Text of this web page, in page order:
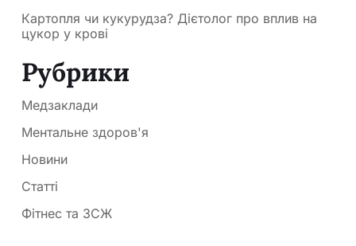
Картопля чи кукурудза? Дієтолог про вплив на
цукор у крові
Рубрики
Медзаклади
Ментальне здоров'я
Новини
Статті
Фітнес та ЗСЖ